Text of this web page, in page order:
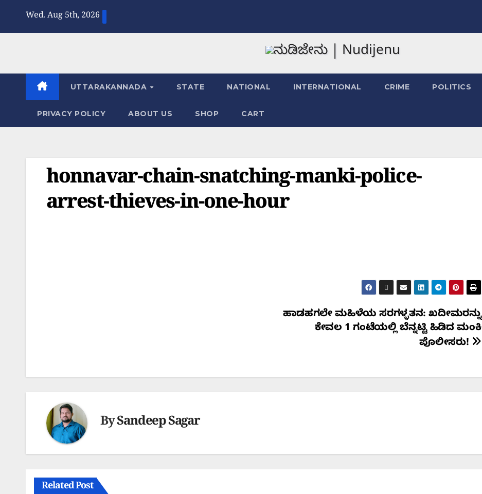
Wed. Aug 5th, 2026
UTTARAKANNADA STATE NATIONAL INTERNATIONAL CRIME POLITICS
PRIVACY POLICY ABOUT US SHOP CART
honnavar-chain-snatching-manki-police-
arrest-thieves-in-one-hour
ಹಾಡಹಗಲೇ ಮಹಿಳೆಯ ಸರಗಳ್ಳತನ: ಖದೀಮರನ್ನು
ಕೇವಲ 1 ಗಂಟೆಯಲ್ಲಿ ಬೆನ್ನಟ್ಟಿ ಹಿಡಿದ ಮಂಕಿ
ಪೊಲೀಸರು!
BySandeep Sagar
Related Post